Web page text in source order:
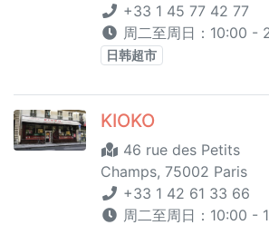
+33 1 45 77 42 77
周二至周日：10:00 -
日韩超市
KIOKO
46 rue des Petits
Champs, 75002 Paris
+33 1 42 61 33 66
周二至周日：10:00 -